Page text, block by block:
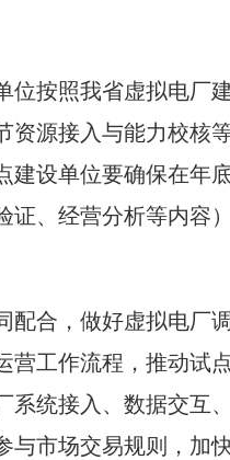
位按照我省虚拟电厂
资源接入与能力校核
建设单位要确保在年
证、经营分析等内容
配合，做好虚拟电厂
营工作流程，推动试
系统接入、数据交互
与市场交易规则，加